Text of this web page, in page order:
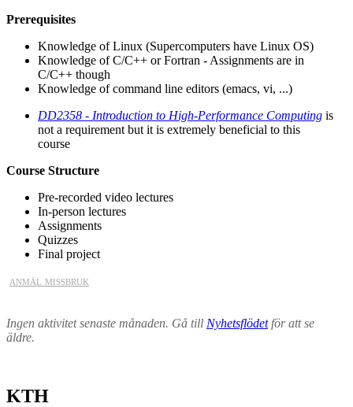
Prerequisites
Knowledge of Linux (Supercomputers have Linux OS)
Knowledge of C/C++ or Fortran - Assignments are in
C/C++ though
Knowledge of command line editors (emacs, vi, ...)
DD2358 - Introduction to High-Performance Computing is
not a requirement but it is extremely beneficial to this
course
Course Structure
Pre-recorded video lectures
In-person lectures
Assignments
Quizzes
Final project
anmäl missbruk
Ingen aktivitet senaste månaden. Gå till Nyhetsflödetför att se
äldre.
KTH